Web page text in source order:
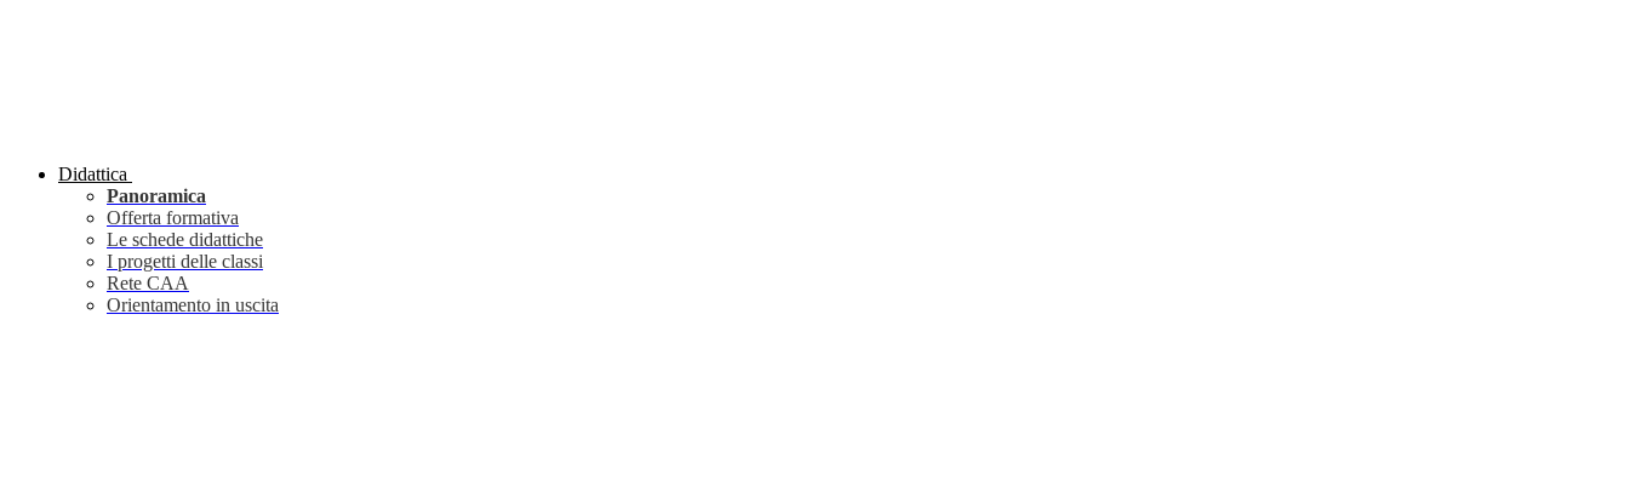
Didattica
Panoramica
Offerta formativa
Le schede didattiche
I progetti delle classi
Rete CAA
Orientamento in uscita